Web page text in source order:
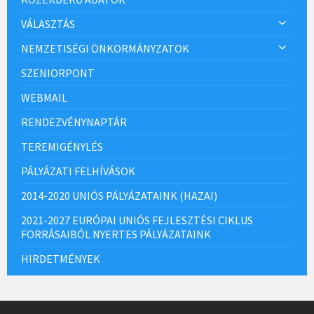
VÁLASZTÁS
NEMZETISÉGI ÖNKORMÁNYZATOK
SZENIORPONT
WEBMAIL
RENDEZVÉNYNAPTÁR
TEREMIGÉNYLÉS
PÁLYÁZATI FELHÍVÁSOK
2014-2020 UNIÓS PÁLYÁZATAINK (HAZAI)
2021-2027 EURÓPAI UNIÓS FEJLESZTÉSI CIKLUS
FORRÁSAIBÓL NYERTES PÁLYÁZATAINK
HIRDETMÉNYEK